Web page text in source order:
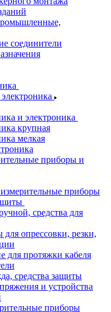
соединители
и электроника
крупная
мелкая
приборы и
приборы
средства для
опрессовки, резки,
для протяжки кабеля
средства защиты
и устройства
приборы